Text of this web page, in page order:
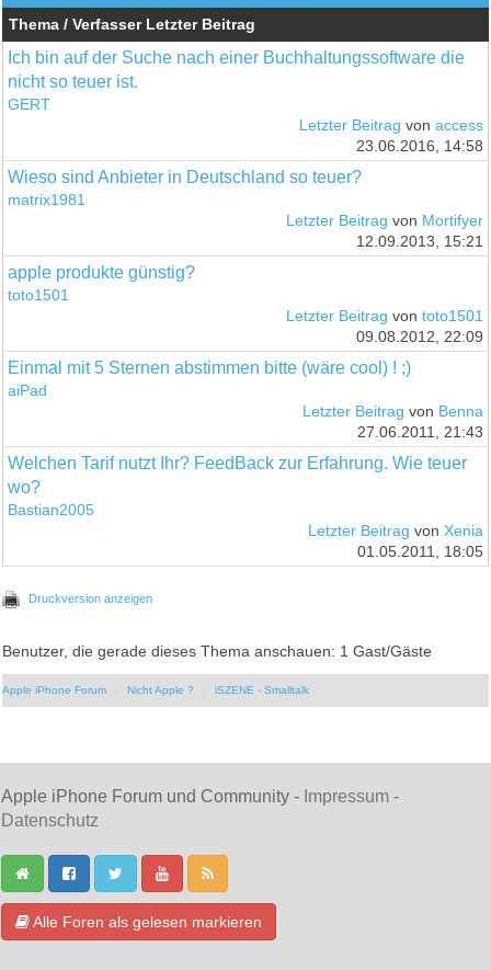
Thema / Verfasser Letzter Beitrag
Ich bin auf der Suche nach einer Buchhaltungssoftware die
nicht so teuer ist.
GERT
Letzter Beitrag von access
23.06.2016, 14:58
Wieso sind Anbieter in Deutschland so teuer?
matrix1981
Letzter Beitrag von Mortifyer
12.09.2013, 15:21
apple produkte günstig?
toto1501
Letzter Beitrag von toto1501
09.08.2012, 22:09
Einmal mit 5 Sternen abstimmen bitte (wäre cool) ! ;)
aiPad
Letzter Beitrag von Benna
27.06.2011, 21:43
Welchen Tarif nutzt Ihr? FeedBack zur Erfahrung. Wie teuer
wo?
Bastian2005
Letzter Beitrag von Xenia
01.05.2011, 18:05
Druckversion anzeigen
Benutzer, die gerade dieses Thema anschauen: 1 Gast/Gäste
Apple iPhone Forum Nicht Apple ? iSZENE - Smalltalk
Apple iPhone Forum und Community - Impressum -
Datenschutz
Alle Foren als gelesen markieren